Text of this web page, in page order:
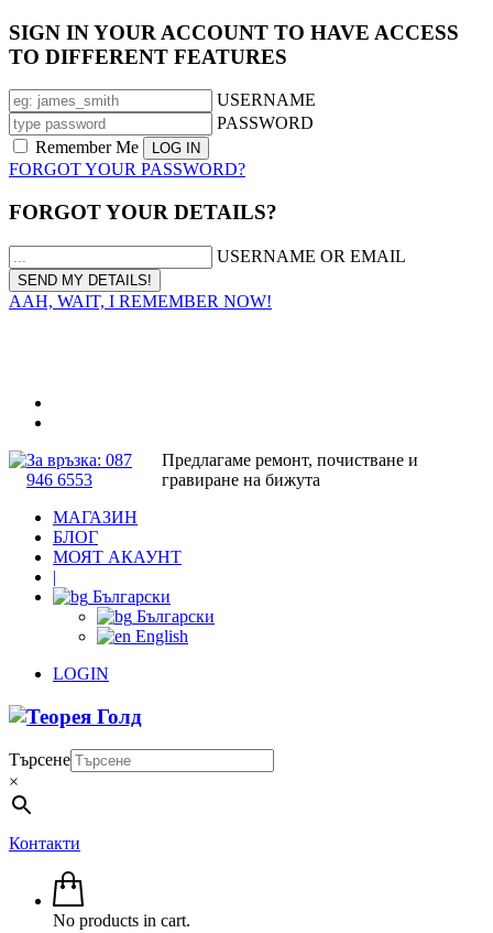
SIGN IN YOUR ACCOUNT TO HAVE ACCESS
TO DIFFERENT FEATURES
USERNAME
PASSWORD
Remember Me
FORGOT YOUR PASSWORD?
FORGOT YOUR DETAILS?
USERNAME OR EMAIL
AAH, WAIT, I REMEMBER NOW!
За връзка: 087
946 6553
Предлагаме ремонт, почистване и
гравиране на бижута
МАГАЗИН
БЛОГ
МОЯТ АКАУНТ
|
Български
Български
English
LOGIN
Търсене
×
Контакти
No products in cart.